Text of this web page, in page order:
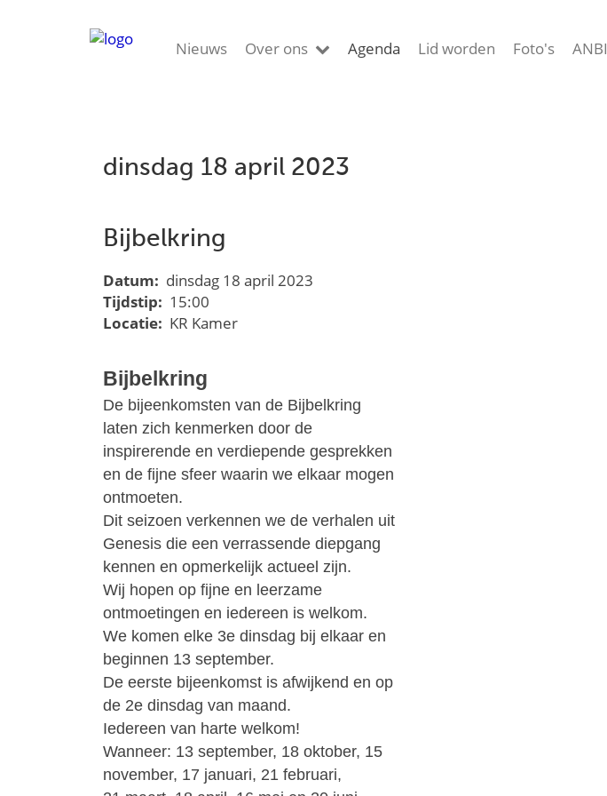
Nieuws Over ons Agenda Lid worden Foto's ANBI
dinsdag 18 april 2023
Bijbelkring
Datum: dinsdag 18 april 2023
Tijdstip: 15:00
Locatie: KR Kamer
Bijbelkring
De bijeenkomsten van de Bijbelkring
laten zich kenmerken door de
inspirerende en verdiepende gesprekken
en de fijne sfeer waarin we elkaar mogen
ontmoeten.
Dit seizoen verkennen we de verhalen uit
Genesis die een verrassende diepgang
kennen en opmerkelijk actueel zijn.
Wij hopen op fijne en leerzame
ontmoetingen en iedereen is welkom.
We komen elke 3e dinsdag bij elkaar en
beginnen 13 september.
De eerste bijeenkomst is afwijkend en op
de 2e dinsdag van maand.
Iedereen van harte welkom!
Wanneer: 13 september, 18 oktober, 15
november, 17 januari, 21 februari,